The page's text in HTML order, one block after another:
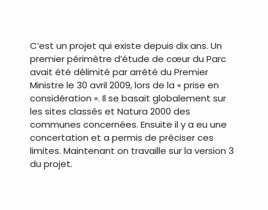
C’est un projet qui existe depuis dix ans. Un
premier périmètre d’étude de cœur du Parc
avait été délimité par arrêté du Premier
Ministre le 30 avril 2009, lors de la « prise en
considération ». Il se basait globalement sur
les sites classés et Natura 2000 des
communes concernées. Ensuite il y a eu une
concertation et a permis de préciser ces
limites. Maintenant on travaille sur la version 3
du projet.